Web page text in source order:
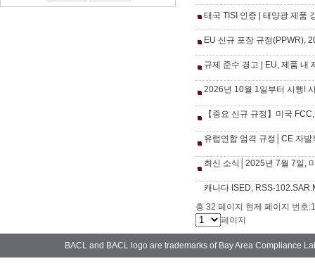
태국 TISI 인증 | 태양광 제품
EU 신규 포장 규정(PPWR),
규제 준수 경고 | EU, 제품 내
2026년 10월 1일부터 시행!
【중요 신규 규정】미국
유럽연합 엄격 규정│CE 자
최신 소식│2025년 7월 7일,
캐나다 ISED, RSS-
총 32 페이지 현제 페이지 번호
페이지
BACL and BACL logo are trademarks of Bay Area